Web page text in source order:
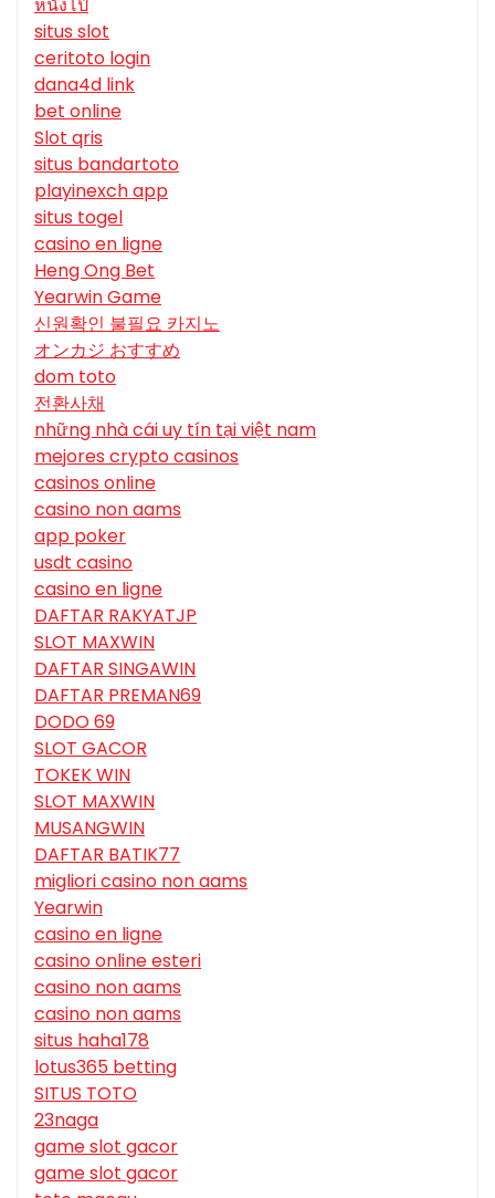
situs slot
ceritoto login
dana4d link
bet online
Slot qris
situs bandartoto
playinexch app
situs togel
casino en ligne
Heng Ong Bet
Yearwin Game
신원확인 불필요 카지노
オンカジ おすすめ
dom toto
전환사채
những nhà cái uy tín tại việt nam
mejores crypto casinos
casinos online
casino non aams
app poker
usdt casino
casino en ligne
DAFTAR RAKYATJP
SLOT MAXWIN
DAFTAR SINGAWIN
DAFTAR PREMAN69
DODO 69
SLOT GACOR
TOKEK WIN
SLOT MAXWIN
MUSANGWIN
DAFTAR BATIK77
migliori casino non aams
Yearwin
casino en ligne
casino online esteri
casino non aams
casino non aams
situs haha178
lotus365 betting
SITUS TOTO
23naga
game slot gacor
game slot gacor